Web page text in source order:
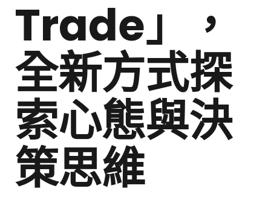
Trade」，
全新方式探
索心態與決
策思維